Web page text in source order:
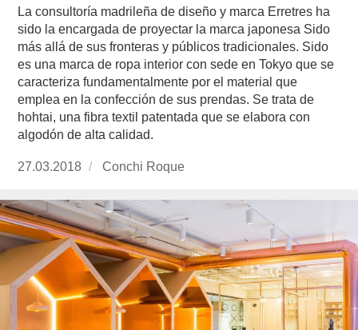
La consultoría madrileña de diseño y marca Erretres ha
sido la encargada de proyectar la marca japonesa Sido
más allá de sus fronteras y públicos tradicionales. Sido
es una marca de ropa interior con sede en Tokyo que se
caracteriza fundamentalmente por el material que
emplea en la confección de sus prendas. Se trata de
hohtai, una fibra textil patentada que se elabora con
algodón de alta calidad.
Publicado
27.03.2018
https://www.experimenta.es/author/conchi-
Conchi Roque